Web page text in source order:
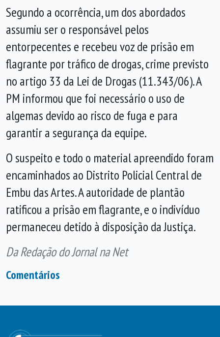
Segundo a ocorrência, um dos abordados
assumiu ser o responsável pelos
entorpecentes e recebeu voz de prisão em
flagrante por tráfico de drogas, crime previsto
no artigo 33 da Lei de Drogas (11.343/06). A
PM informou que foi necessário o uso de
algemas devido ao risco de fuga e para
garantir a segurança da equipe.
O suspeito e todo o material apreendido foram
encaminhados ao Distrito Policial Central de
Embu das Artes. A autoridade de plantão
ratificou a prisão em flagrante, e o indivíduo
permaneceu detido à disposição da Justiça.
Da Redação do Jornal na Net
Comentários